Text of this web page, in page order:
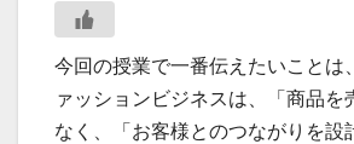
今回の授業で一番伝えたいことは
ァッションビジネスは、「商品を
なく、「お客様とのつながりを設